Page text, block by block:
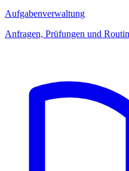
Aufgabenverwaltung
Anfragen, Prüfungen und